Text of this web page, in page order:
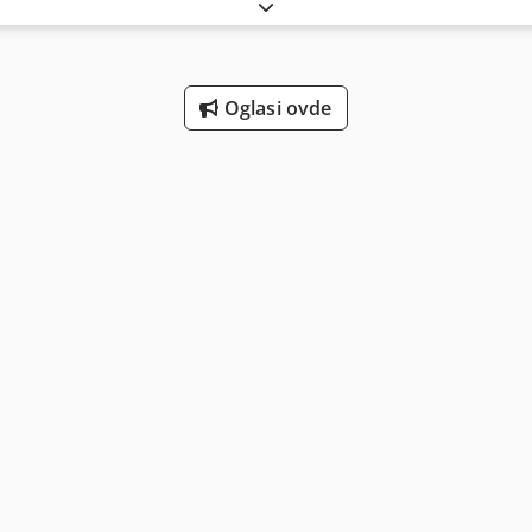
razmotrite HP 580 MFG COLOR koji nudimo na
• Debljina sloja: 80 mikrometara • Rezolucija glave: 1200 dpi •
50/60 Hz Crjdpfx Aeyirxcoqvof • Tipična potrošnja energije: cca
Oglasi ovde